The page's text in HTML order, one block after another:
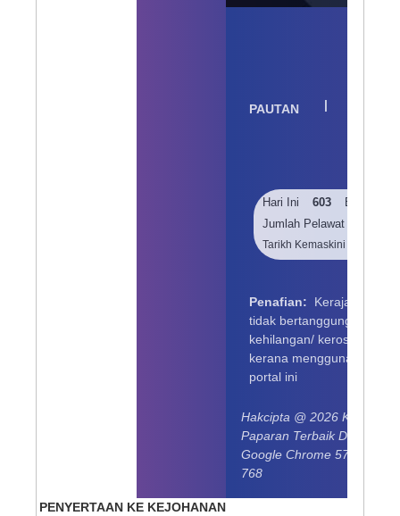
PAUTAN |
Hari Ini 603
Bulan Ini
Jumlah Pelawat
Tarikh Kemaskini
Penafian: Kerajaan
tidak bertanggungjawab
kehilangan/ kerosakan
kerana menggunakan
portal ini
Hakcipta @ 2026 Kerajaan
Paparan Terbaik Di Mozilla
Google Chrome 57.0
768
PENYERTAAN KE KEJOHANAN